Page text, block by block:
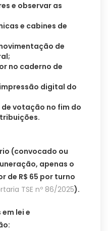
e observar as
e cabines de
de
no caderno de
digital do
votação no fim do
(convocado ou
apenas o
de R$ 65 por turno
TSE nº 86/2025).
lei e